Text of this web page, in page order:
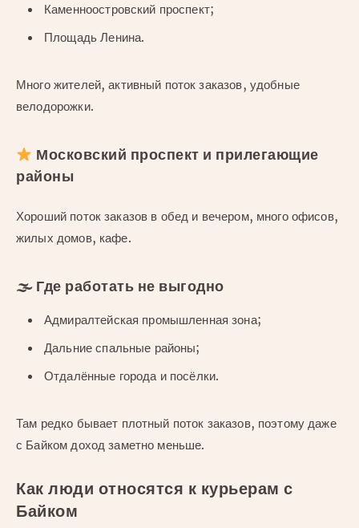
Каменноостровский проспект;
Площадь Ленина.
Много жителей, активный поток заказов, удобные
велодорожки.
Московский проспект и прилегающие
районы
Хороший поток заказов в обед и вечером, много офисов,
жилых домов, кафе.
🌫 Где работать не выгодно
Адмиралтейская промышленная зона;
Дальние спальные районы;
Отдалённые города и посёлки.
Там редко бывает плотный поток заказов, поэтому даже
с Байком доход заметно меньше.
Как люди относятся к курьерам с
Байком